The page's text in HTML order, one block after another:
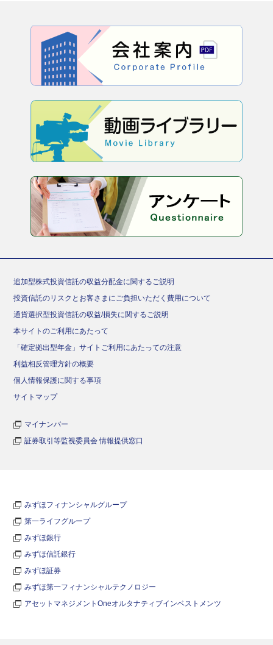
追加型株式投資信託の収益分配金に関するご説明
投資信託のリスクとお客さまにご負担いただく費用について
通貨選択型投資信託の収益/損失に関するご説明
本サイトのご利用にあたって
「確定拠出型年金」サイトご利用にあたっての注意
利益相反管理方針の概要
個人情報保護に関する事項
サイトマップ
マイナンバー
証券取引等監視委員会 情報提供窓口
みずほフィナンシャルグループ
第一ライフグループ
みずほ銀行
みずほ信託銀行
みずほ証券
みずほ第一フィナンシャルテクノロジー
アセットマネジメントOneオルタナティブインベストメンツ